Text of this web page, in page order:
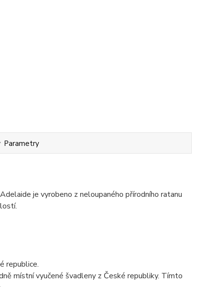
Parametry
je vyrobeno z neloupaného přírodního ratanu
republice.
místní vyučené švadleny z České republiky. Tímto